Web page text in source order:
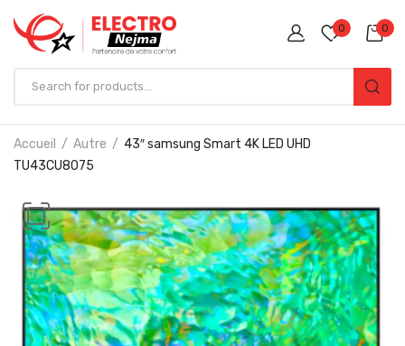
0 0
Accueil Autre
43″ samsung Smart 4K LED UHD
TU43CU8075